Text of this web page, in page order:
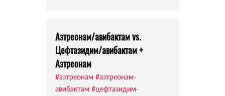
Азтреонам/авибактам vs.
Цефтазидим/авибактам +
Азтреонам
#азтреонам #азтреонам-
авибактам #цефтазидим-